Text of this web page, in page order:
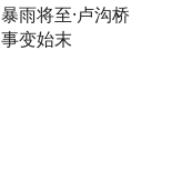
暴雨将至·卢沟桥
事变始末